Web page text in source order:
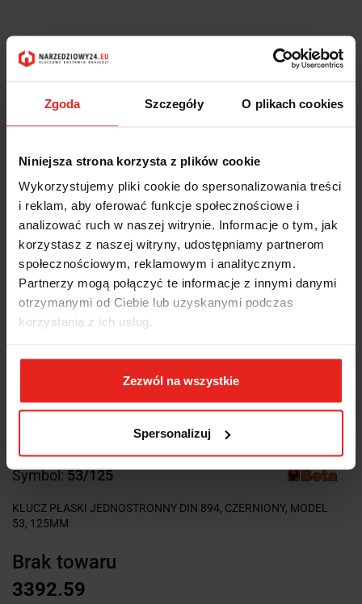
Zgoda Szczegóły O plikach cookies
Niniejsza strona korzysta z plików cookie
Wykorzystujemy pliki cookie do spersonalizowania treści
i reklam, aby oferować funkcje społecznościowe i
analizować ruch w naszej witrynie. Informacje o tym, jak
korzystasz z naszej witryny, udostępniamy partnerom
społecznościowym, reklamowym i analitycznym.
Partnerzy mogą połączyć te informacje z innymi danymi
otrzymanymi od Ciebie lub uzyskanymi podczas
korzystania z ich usług.
Zezwól na wszystkie
Spersonalizuj
Symbol:53/125
KLUCZ PŁASKI JEDNOSTRONNY DIN 894, CZERNIONY, MODEL
53, 125MM
Brak towaru
3392.59